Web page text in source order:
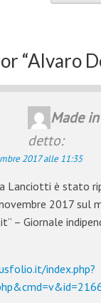
“Alvaro
Made
detto:
2017 alle 11:35
Lanciotti è stato
2017 sul
– Giornale
index.php?